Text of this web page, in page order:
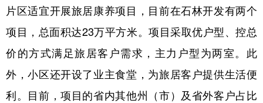
片区适宜开展旅居康养项目，目前在石林开发有两个
项目，总面积达23万平方米。项目采取优户型、控总
价的方式满足旅居客户需求，主力户型为两室。此
外，小区还开设了业主食堂，为旅居客户提供生活便
利。目前，项目的省内其他州（市）及省外客户占比